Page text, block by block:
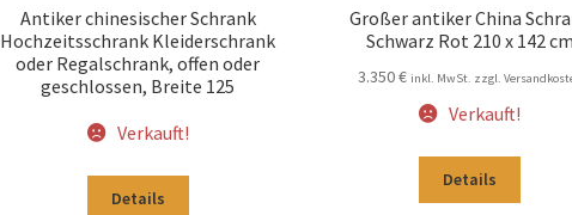
Antiker chinesischer Schrank
Hochzeitsschrank Kleiderschrank
oder Regalschrank, offen oder
geschlossen, Breite 125
Verkauft!
Details
Großer antiker China
Schwarz Rot 210 x 142 cm
3.350€ inkl. MwSt. zzgl.
Verkauft!
Details